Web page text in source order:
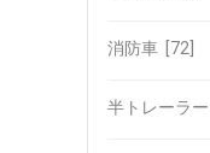
消防車 [72]
半トレーラー